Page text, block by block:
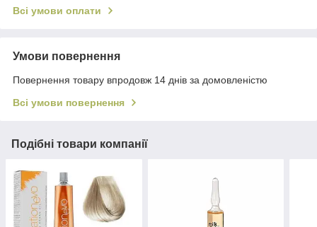
Всі умови оплати
Умови повернення
Повернення товару впродовж 14 днів за домовленістю
Всі умови повернення
Подібні товари компанії